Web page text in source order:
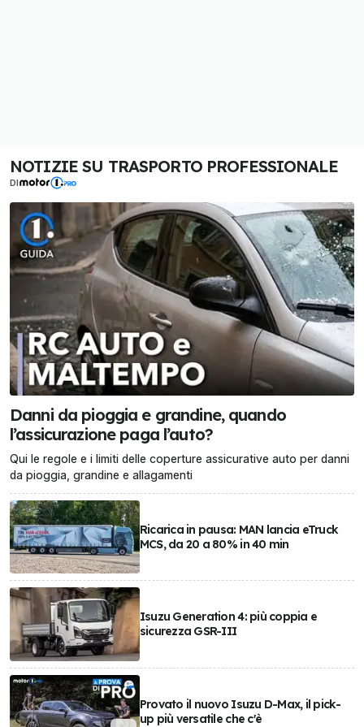
NOTIZIE SU TRASPORTO PROFESSIONALE
DI
Danni da pioggia e grandine, quando
l’assicurazione paga l’auto?
Qui le regole e i limiti delle coperture assicurative auto per danni
da pioggia, grandine e allagamenti
Ricarica in pausa: MAN lancia eTruck
MCS, da 20 a 80% in 40 min
Isuzu Generation 4: più coppia e
sicurezza GSR-III
Provato il nuovo Isuzu D-Max, il pick-
up più versatile che c'è